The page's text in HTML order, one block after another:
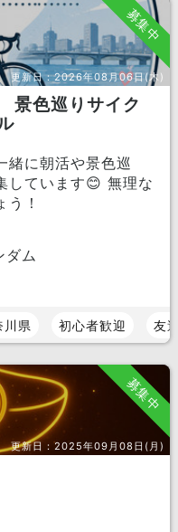
募集中
更新日：2026年08月06日(木)
色巡りサイク
緒に朝活や景色巡
しています😊 無理な
！
ダム
川県 初心者歓迎 友
募集中
更新日：2025年09月08日(月)